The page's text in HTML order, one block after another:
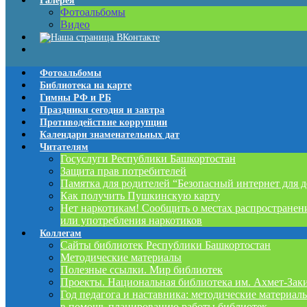
Фотоальбомы
Видео
Фотоальбомы
Библиотека на карте
Гимны РФ и РБ
Праздники сегодня и завтра
Противодействие коррупции
Календари знаменательных дат
Читателям
Госуслуги Республики Башкортостан
Защита прав потребителей
Памятка для родителей “Безопасный интернет для
Как получить Пушкинскую карту
Нет наркотикам! Сообщить о местах
или употребления наркотиков
Коллегам
Сайты библиотек Республики Башкортостан
Методические материалы
Полезные ссылки. Мир библиотек
Проекты. Национальная библиотека им. Ахмет-
Год педагога и наставника: методические